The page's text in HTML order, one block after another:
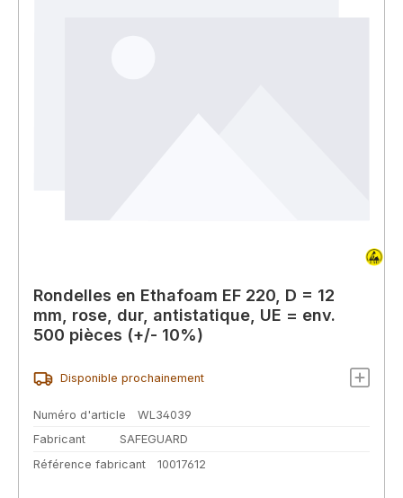
Rondelles en Ethafoam EF 220, D = 12
mm, rose, dur, antistatique, UE = env.
500 pièces (+/- 10%)
Disponible prochainement
Numéro d'article
WL34039
Fabricant
SAFEGUARD
Référence fabricant
10017612